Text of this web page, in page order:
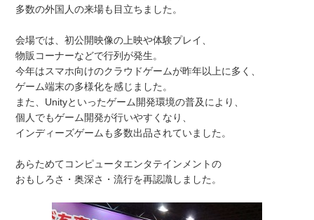
多数の外国人の来場も目立ちました。
会場では、初公開映像の上映や体験プレイ、
物販コーナーなどで行列が発生。
今年はスマホ向けのクラウドゲームが昨年以上に多く、
ゲーム端末の多様化を感じました。
また、Unityといったゲーム開発環境の普及により、
個人でもゲーム開発が行いやすくなり、
インディーズゲームも多数出品されていました。
あらためてコンピュータエンタテインメントの
おもしろさ・奥深さ・流行を再認識しました。